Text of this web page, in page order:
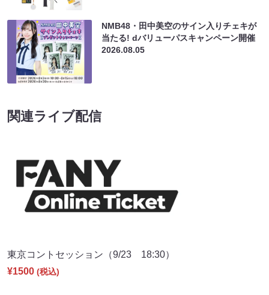
NMB48・田中美空のサイン入りチェキが
当たる! dバリューパスキャンペーン開催
2026.08.05
関連ライブ配信
東京コントセッション（9/23 18:30）
¥1500 (税込)